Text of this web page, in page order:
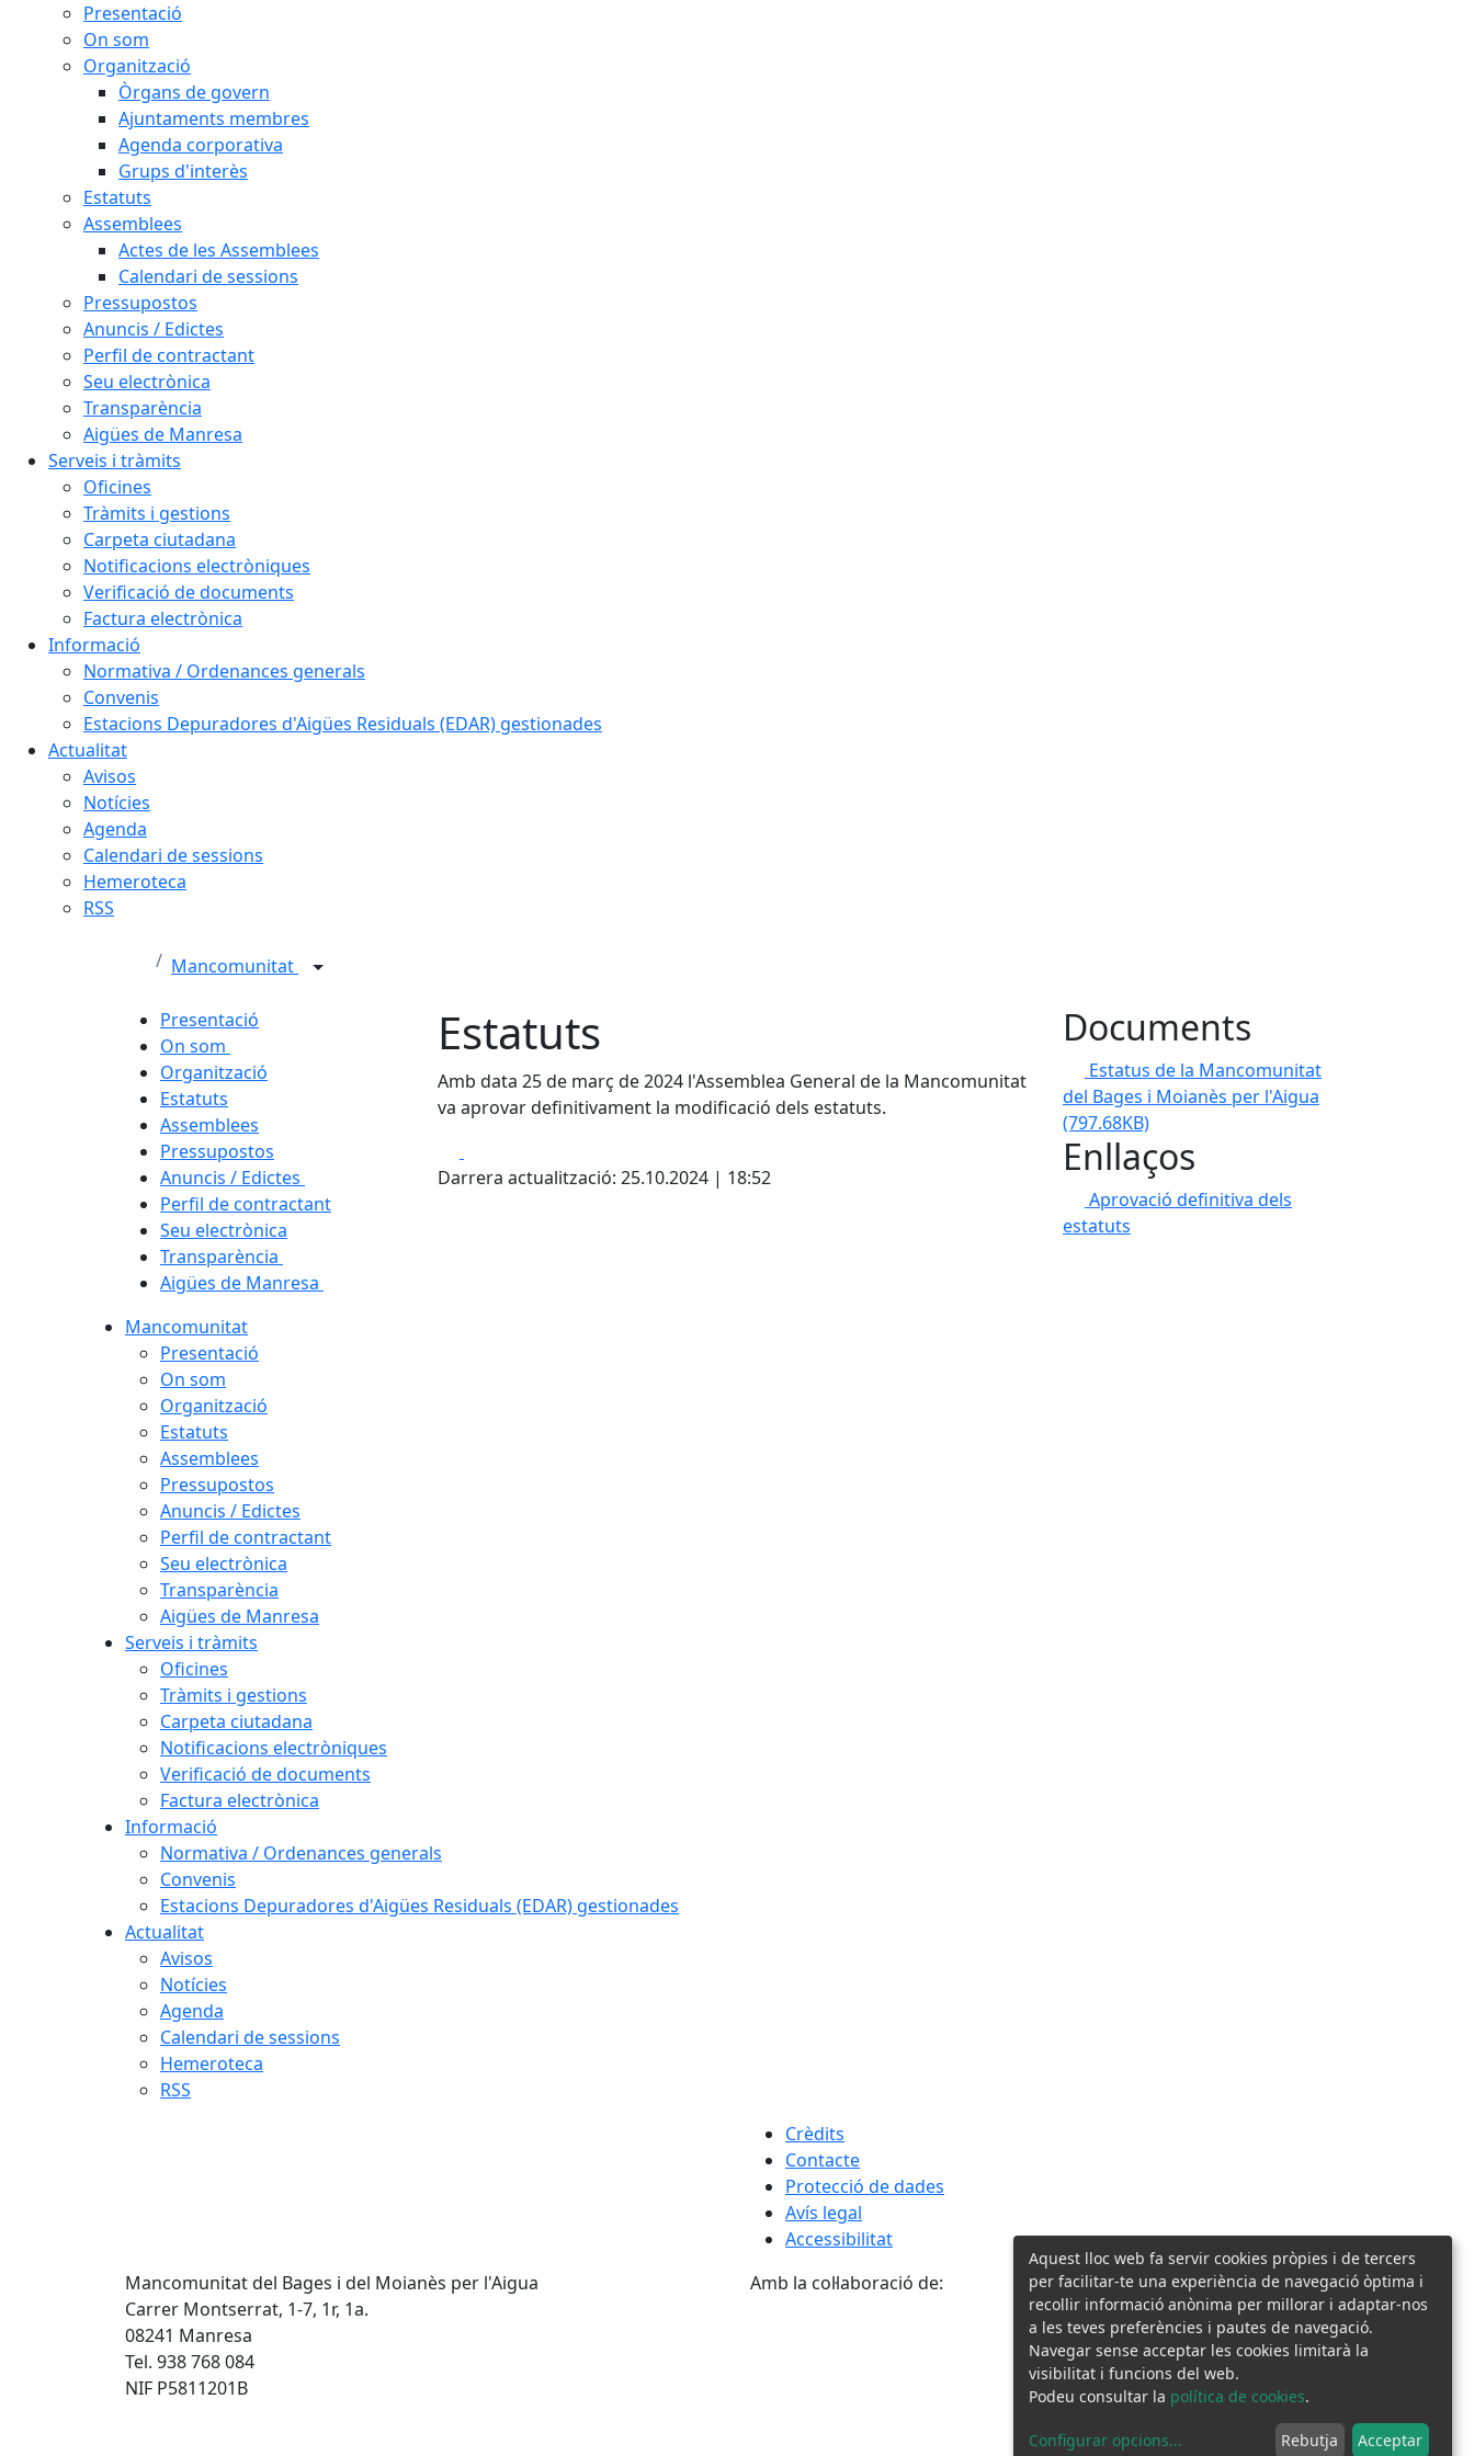
Presentació
On som
Organització
Òrgans de govern
Ajuntaments membres
Agenda corporativa
Grups d'interès
Estatuts
Assemblees
Actes de les Assemblees
Calendari de sessions
Pressupostos
Anuncis / Edictes
Perfil de contractant
Seu electrònica
Transparència
Aigües de Manresa
Serveis i tràmits
Oficines
Tràmits i gestions
Carpeta ciutadana
Notificacions electròniques
Verificació de documents
Factura electrònica
Informació
Normativa / Ordenances generals
Convenis
Estacions Depuradores d'Aigües Residuals (EDAR) gestionades
Actualitat
Avisos
Notícies
Agenda
Calendari de sessions
Hemeroteca
RSS
Mancomunitat
Presentació
On som
Organització
Estatuts
Assemblees
Pressupostos
Anuncis / Edictes
Perfil de contractant
Seu electrònica
Transparència
Aigües de Manresa
Estatuts
Amb data 25 de març de 2024 l'Assemblea General de la Mancomunitat
va aprovar definitivament la modificació dels estatuts.
Darrera actualització: 25.10.2024 | 18:52
Documents
Estatus de la Mancomunitat
del Bages i Moianès per l'Aigua
(797.68KB)
Enllaços
Aprovació definitiva dels
estatuts
Mancomunitat
Presentació
On som
Organització
Estatuts
Assemblees
Pressupostos
Anuncis / Edictes
Perfil de contractant
Seu electrònica
Transparència
Aigües de Manresa
Serveis i tràmits
Oficines
Tràmits i gestions
Carpeta ciutadana
Notificacions electròniques
Verificació de documents
Factura electrònica
Informació
Normativa / Ordenances generals
Convenis
Estacions Depuradores d'Aigües Residuals (EDAR) gestionades
Actualitat
Avisos
Notícies
Agenda
Calendari de sessions
Hemeroteca
RSS
Crèdits
Contacte
Protecció de dades
Avís legal
Accessibilitat
Mancomunitat del Bages i del Moianès per l'Aigua
Carrer Montserrat, 1-7, 1r, 1a.
08241 Manresa
Tel. 938 768 084
NIF P5811201B
Amb la col·laboració de:
Aquest lloc web fa servir cookies pròpies i de tercers
per facilitar-te una experiència de navegació òptima i
recollir informació anònima per millorar i adaptar-nos
a les teves preferències i pautes de navegació.
Navegar sense acceptar les cookies limitarà la
visibilitat i funcions del web.
Podeu consultar la política de cookies.
Configurar opcions... Rebutja Acceptar